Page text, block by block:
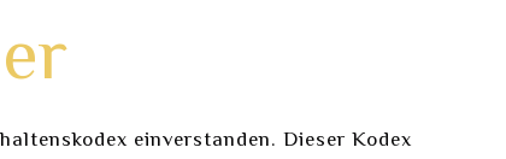
einverstanden. Dieser Kodex